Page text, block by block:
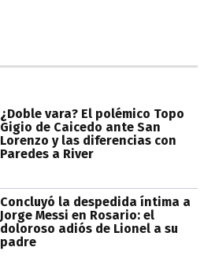
¿Doble vara? El polémico Topo
Gigio de Caicedo ante San
Lorenzo y las diferencias con
Paredes a River
Concluyó la despedida íntima a
Jorge Messi en Rosario: el
doloroso adiós de Lionel a su
padre